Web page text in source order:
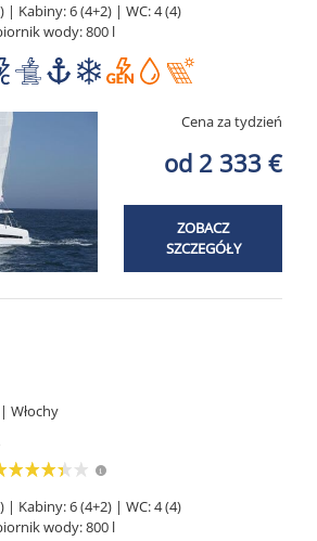
| Kabiny: 6 (4+2) | WC: 4 (4)
wody: 800 l
Cena za tydzień
od 2 333 €
ZOBACZ
SZCZEGÓŁY
Włochy
| Kabiny: 6 (4+2) | WC: 4 (4)
wody: 800 l